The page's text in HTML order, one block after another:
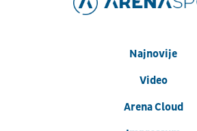
Najnovije
Video
Arena Cloud